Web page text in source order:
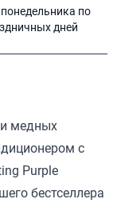
по
дней
медных
с
Purple
бестселлера